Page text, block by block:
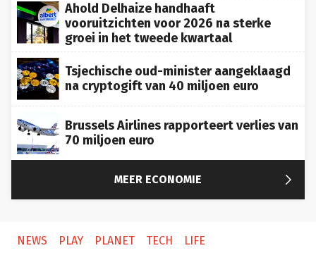
Ahold Delhaize handhaaft
vooruitzichten voor 2026 na sterke
groei in het tweede kwartaal
Tsjechische oud-minister aangeklaagd
na cryptogift van 40 miljoen euro
Brussels Airlines rapporteert verlies van
70 miljoen euro
MEER ECONOMIE 
NEWS PLAY PLANET TECH LIFE